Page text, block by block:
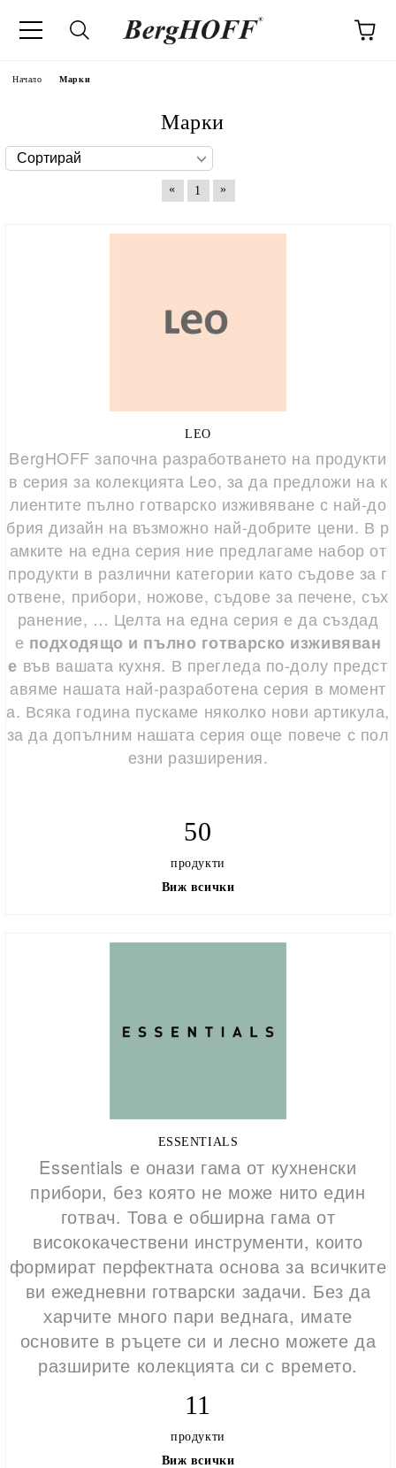
Начало Марки
Марки
« 1 »
LEO
BergHOFF започна разработването на продукти
в серия за колекцията Leo, за да предложи на к
лиентите пълно готварско изживяване с най-до
брия дизайн на възможно най-добрите цени. В р
амките на една серия ние предлагаме набор от
продукти в различни категории като съдове за г
отвене, прибори, ножове, съдове за печене, съх
ранение, … Целта на една серия е да създад
е подходящо и пълно готварско изживяван
е във вашата кухня. В прегледа по-долу предст
авяме нашата най-разработена серия в момент
а. Всяка година пускаме няколко нови артикула,
за да допълним нашата серия още повече с пол
езни разширения.
50
продукти
Виж всички
ESSENTIALS
Essentials е онази гама от кухненски
прибори, без която не може нито един
готвач.Това е обширна гама от
висококачествени инструменти, които
формират перфектната основа за всичките
ви ежедневни готварски задачи. Без да
харчите много пари веднага, имате
основите в ръцете си и лесно можете да
разширите колекцията си с времето.
11
продукти
Виж всички